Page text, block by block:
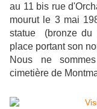
au 11 bis rue
mourut le 3 mai
statue (bronze du
place portant son
Nous ne
cimetière de